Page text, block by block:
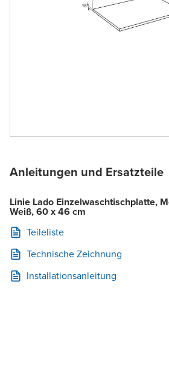
Anleitungen und Ersatzteile
Linie Lado Einzelwaschtischplatte,
Weiß, 60 x 46 cm
Teileliste
Technische Zeichnung
Installationsanleitung